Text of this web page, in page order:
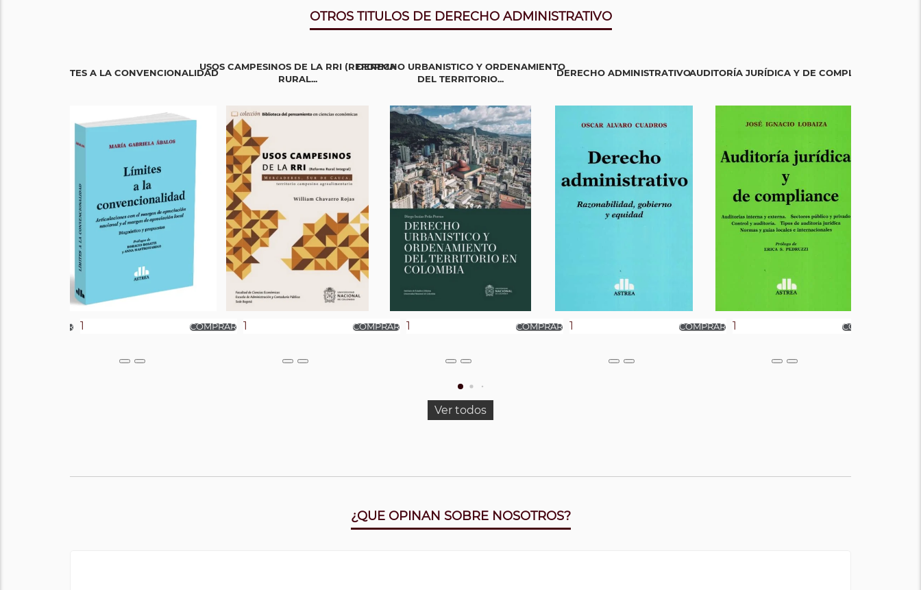
OTROS TITULOS DE DERECHO ADMINISTRATIVO
LÍMITES A LA CONVENCIONALIDAD
USOS CAMPESINOS DE LA RRI (REFORMA
RURAL...
DERECHO URBANISTICO Y ORDENAMIENTO
DEL TERRITORIO...
DERECHO ADMINISTRATIVOAUDITORÍA JURÍDICA Y DE COMPLIANCE
Ver todos
¿QUE OPINAN SOBRE NOSOTROS?